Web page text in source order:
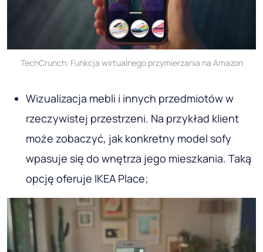
TechCrunch: Funkcja wirtualnego przymierzania na Amazon
Wizualizacja mebli i innych przedmiotów w
rzeczywistej przestrzeni. Na przykład klient
może zobaczyć, jak konkretny model sofy
wpasuje się do wnętrza jego mieszkania. Taką
opcję oferuje IKEA Place;